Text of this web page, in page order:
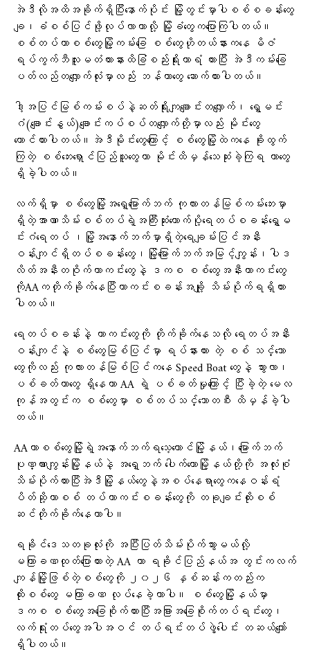
အဲဒီလိုအထိအခိုက်ရှိပြီးနောက်ပိုင်း မြို့တွင်းမှာပါစစ်စခန်းတွေ
ချ၊ခံစစ်ပြင်ဖို့လုပ်လာတာလို့ မြို့ခံတွေကပြောကြပါတယ်။
စစ်တပ်ဟာစစ်တွေမြို့ကမ်းခြေ စစ်တွေဟိုတယ်နားကနေ မိဇံ
ရပ်ကွက်ဘီလူးမတံတားနားထိခြံစည်းရိုးကာရံ ထားပြီး အဲဒီကမ်းခြေ
ပတ်လည်တလျှောက်လုံးမှာလည်း ဘန်ကာတွေ ဆောက်ထားပါတယ်။
ဒါ့အပြင်မြစ်ကမ်းစပ်နဲ့ဆတ်ရိုးကျချောင်းတလျှောက်၊ ရွှေမင်း
ဂံ(ချောင်းနွယ်)ချောင်းကပ်စပ်တလျှောက်တို့မှာလည်း မိုင်းတွေ
ထောင်ထားပါတယ်။အဲဒီမိုင်းတွေကြောင့် စစ်တွေမြို့ထဲကနေ ခိုးထွက်
ကြတဲ့ စစ်ဘေးရှောင်ပြည်သူတွေဟာ မိုင်းထိမှန်သေဆုံးခဲ့ကြရ တာတွေ
ရှိခဲ့ပါတယ်။
လက်ရှိမှာ စစ်တွေမြို့အရှေ့မြောက်ဘက် ကုလားတန်မြစ်ကမ်းဘေးမှာ
ရှိတဲ့အာဏာသိမ်းစစ်တပ်ရဲ့အကြီးဆုံးထောက်ပို့ရေတပ်စခန်းရွှေမ
င်းဂံရေတပ် ၊မြို့အနောက်ဘက်မှာရှိတဲ့ရေချမ်းပြင်အနီး
ဝန်းကျင်ရှိတပ်စခန်းတွေ၊မြို့မြောက်ဘက်အမြင့်ကျွန်း၊ပါဒ
လိတ်အနီးတဝိုက်ကာကင်းတွေနဲ့ ဒကစ စစ်တွေအနီးကာကင်းတွေ
ကိုAAကတိုက်ခိုက်နေပြီးကာကင်းစခန်းအချို့ သိမ်းပိုက်ရရှိထား
ပါတယ်။
ရေတပ်စခန်းနဲ့ ကာကင်းတွေကို တိုက်ခိုက်နေသလို ရေတပ်အနီး
ဝန်းကျင်နဲ့ စစ်တွေမြစ်ပြင်မှာ ရပ်နားထား တဲ့ စစ် သင်္ဘော
တွေကိုလည်း ကုလားတန်မြစ်ပြင်ကနေ Speed Boat တွေနဲ့ သွားလာ၊
ပစ်ခတ်တာတွေ ရှိနေကာ AA ရဲ့ ပစ်ခတ်မှုကြောင့် ပြီးခဲ့တဲ့ မေလ
ကုန်အတွင်းက စစ်တွေမှာ စစ်တပ်သင်္ဘောတစီး ထိမှန်ခဲ့ပါ
တယ်။
AAဟာစစ်တွေမြို့ရဲ့အနောက်ဘက်ရသေ့တောင်မြို့နယ်၊မြောက်ဘက်
ပုဏ္ဏားကျွန်းမြို့နယ်နဲ့ အရှေ့ဘက် ပေါက်တောမြို့နယ်တို့ကို အလုံးစုံ
သိမ်းပိုက်ထားပြီးအဲဒီမြို့နယ်တွေနဲ့အစပ်နေရာတွေကနေဝန်းရံ
ပိတ်ဆို့ကာစစ် တပ်ကာကင်းစခန်းတွေကို တခုချင်းထိုးစစ်
ဆင်တိုက်ခိုက်နေတာပါ။
ရခိုင်ဒေသတခုလုံးကို အပြီးပြတ်သိမ်းပိုက်သွားမယ်လို့
မကြာခဏထုတ်ပြောထားတဲ့ AA ဟာ ရခိုင်ပြည်နယ်အ တွင်းကလက်
ကျန်မြို့ဖြစ်တဲ့စစ်တွေကို ၂၀၂၆ နှစ်ဆန်းကတည်းက
ထိုးစစ်တွေ မကြာခဏ လုပ်နေခဲ့တာပါ။ စစ်တွေမြို့နယ်မှာ
ဒကစ စစ်တွေအခြေစိုက်ထားပြီးအခြားအခြေစိုက်တပ်ရင်းတွေ၊
လက်ရုံးတပ်တွေအပါအဝင် တပ်ရင်းတပ်ဖွဲ့ပေါင်း တဆယ်ကျော်
ရှိပါတယ်။